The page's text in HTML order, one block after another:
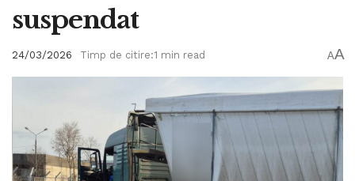
suspendat
24/03/2026 Timp de citire:1 min read AA